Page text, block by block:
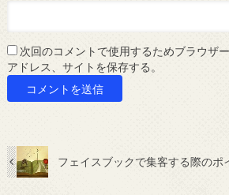
次回のコメントで使用するためブラウザ
アドレス、サイトを保存する。
フェイスブックで集客する際のポ